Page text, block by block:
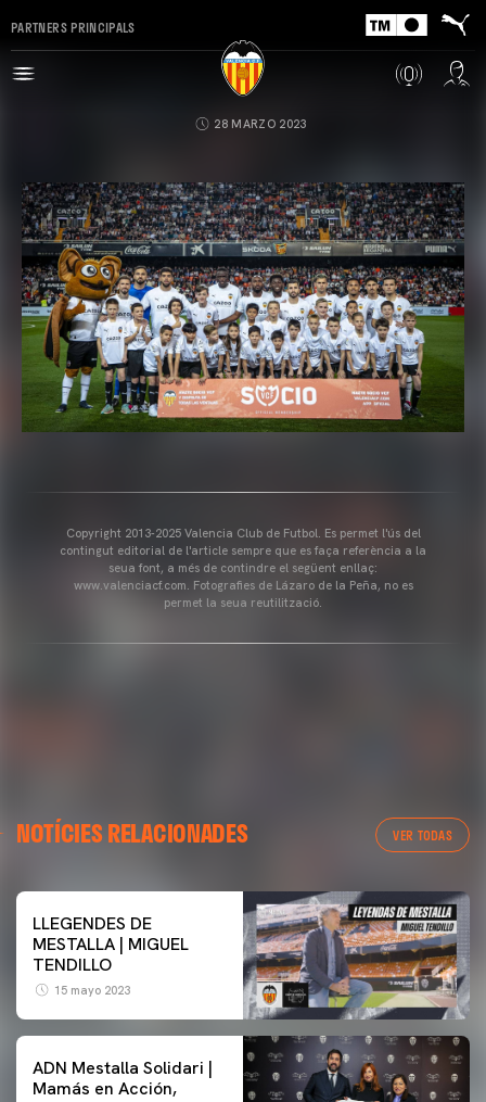
PARTNERS PRINCIPALS
28 MARZO 2023
Copyright 2013-2025 Valencia Club de Futbol. Es permet l'ús del
contingut editorial de l'article sempre que es faça referència a la
seua font, a més de contindre el següent enllaç:
www.valenciacf.com. Fotografies de Lázaro de la Peña, no es
permet la seua reutilització.
NOTÍCIES RELACIONADES VER TODAS
LLEGENDES DE
MESTALLA | MIGUEL
TENDILLO
15 mayo 2023
ADN Mestalla Solidari |
Mamás en Acción,